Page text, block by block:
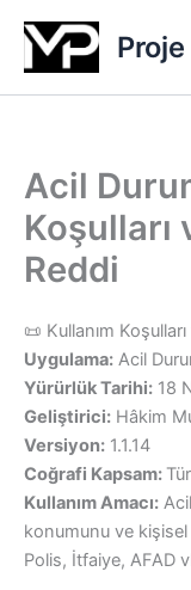
atla
Proje
Acil
Koşulları
Reddi
📜 Kullanım
Uygulama: Acil
Yürürlük Tarihi: 18
Geliştirici: Hâkim
Versiyon: 1.1.14
Coğrafi Kapsam:
Kullanım Amacı:
konumunu ve kişisel
Polis, İtfaiye, AFAD